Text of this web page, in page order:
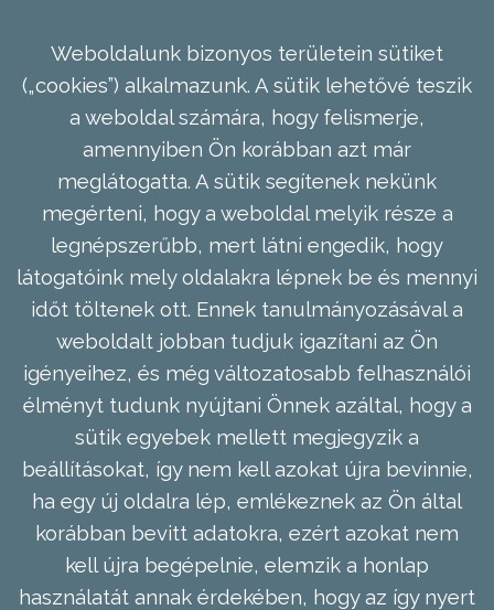
Weboldalunk bizonyos területein sütiket
(„cookies”) alkalmazunk. A sütik lehetővé teszik
a weboldal számára, hogy felismerje,
amennyiben Ön korábban azt már
meglátogatta. A sütik segítenek nekünk
megérteni, hogy a weboldal melyik része a
legnépszerűbb, mert látni engedik, hogy
látogatóink mely oldalakra lépnek be és mennyi
időt töltenek ott. Ennek tanulmányozásával a
weboldalt jobban tudjuk igazítani az Ön
igényeihez, és még változatosabb felhasználói
élményt tudunk nyújtani Önnek azáltal, hogy a
sütik egyebek mellett megjegyzik a
beállításokat, így nem kell azokat újra bevinnie,
ha egy új oldalra lép, emlékeznek az Ön által
korábban bevitt adatokra, ezért azokat nem
kell újra begépelnie, elemzik a honlap
használatát annak érdekében, hogy az így nyert